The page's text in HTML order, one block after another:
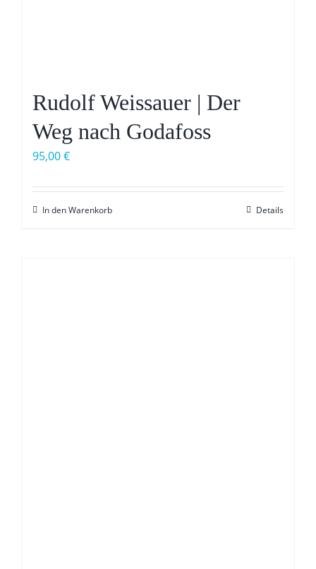
Rudolf Weissauer | Der
Weg nach Godafoss
95,00€
In den Warenkorb Details